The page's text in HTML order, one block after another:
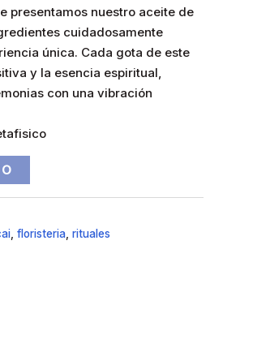
presentamos nuestro aceite de
cuidadosamente
única. Cada gota de este
y la esencia espiritual,
con una vibración
,floristeria ,rituales